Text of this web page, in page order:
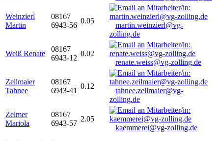
Weinzierl
Martin
08167
6943-56
0.05
martin.weinzierl@vg-
zolling.de
Weiß Renate
08167
6943-12
0.02
renate.weiss@vg-zolling.de
Zeilmaier
Tahnee
08167
6943-41
0.12
tahnee.zeilmaier@vg-
zolling.de
Zelmer
Mariola
08167
6943-57
2.05
kaemmerei@vg-zolling.de